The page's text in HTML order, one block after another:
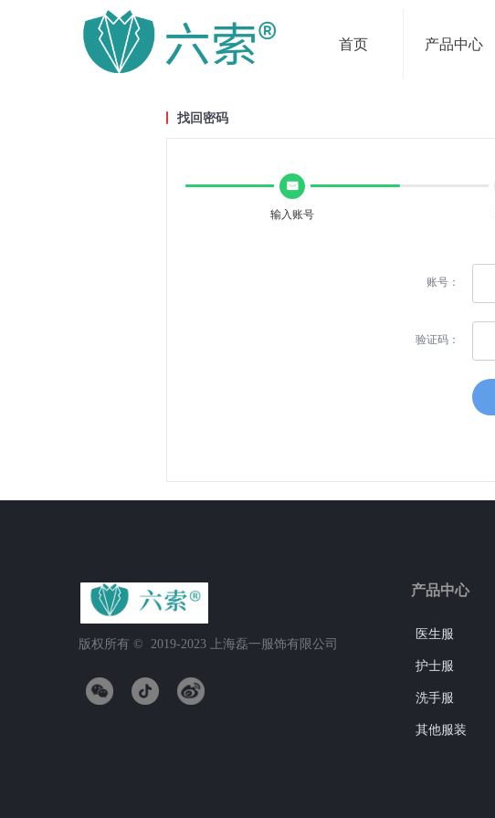
首页 产品中心
找回密码
낂
输入账号
账号：
验证码：
版权所有 ©  2019-2023 上海磊一服饰有限公司
产品中心
医生服
护士服
洗手服
其他服装